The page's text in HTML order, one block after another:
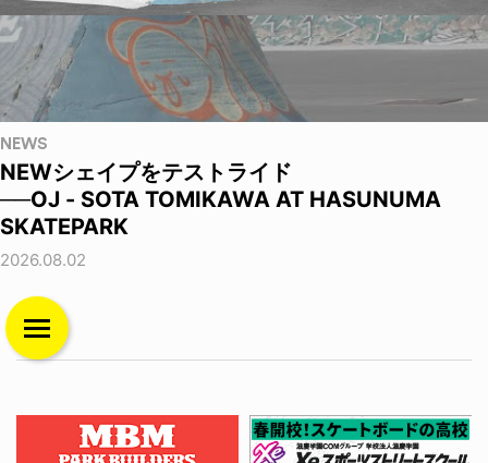
NEWS
NEWシェイプをテストライド
──OJ - SOTA TOMIKAWA AT HASUNUMA
SKATEPARK
2026.08.02